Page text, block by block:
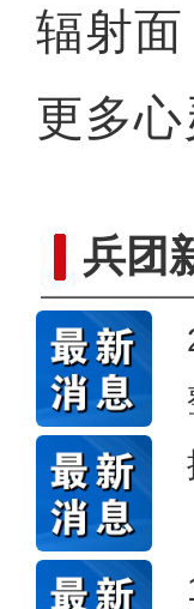
辐射
更多心
兵团